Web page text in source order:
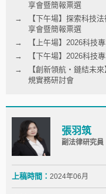
享會暨簡報票選
【下午場】探索科技
享會暨簡報票選
【上午場】2026科技
【下午場】2026科技
【創新領航‧鏈結未
規實務研討會
張羽筑
副法律研究
上稿時間： 2024年06月